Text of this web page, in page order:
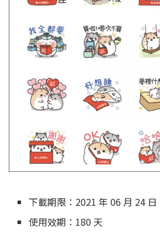
下載期限：2021 年 06 月 24 日
使用效期：180 天